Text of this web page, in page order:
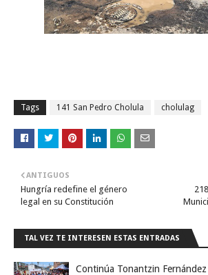
Tags 141 San Pedro Cholula cholulag
ANTIGUOS
Hungría redefine el género
legal en su Constitución
TAL VEZ TE INTERESEN ESTAS ENTRADAS
Continúa Tonantzin